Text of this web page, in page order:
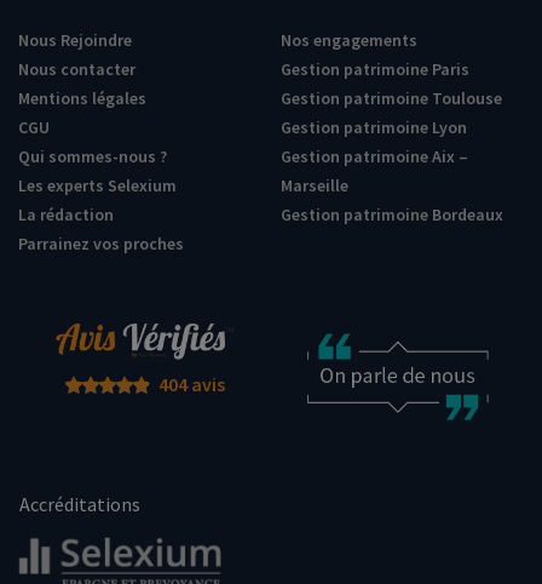
Nous Rejoindre
Nous contacter
Mentions légales
CGU
Qui sommes-nous ?
Les experts Selexium
La rédaction
Parrainez vos proches
Nos engagements
Gestion patrimoine Paris
Gestion patrimoine Toulouse
Gestion patrimoine Lyon
Gestion patrimoine Aix –
Marseille
Gestion patrimoine Bordeaux
404 avis
Accréditations